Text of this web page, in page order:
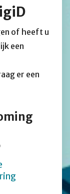
of heeft u
een
er een